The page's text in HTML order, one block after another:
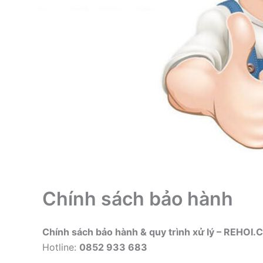
Chính sách bảo hành
Chính sách bảo hành & quy trình xử lý –
Hotline: 0852 933 683